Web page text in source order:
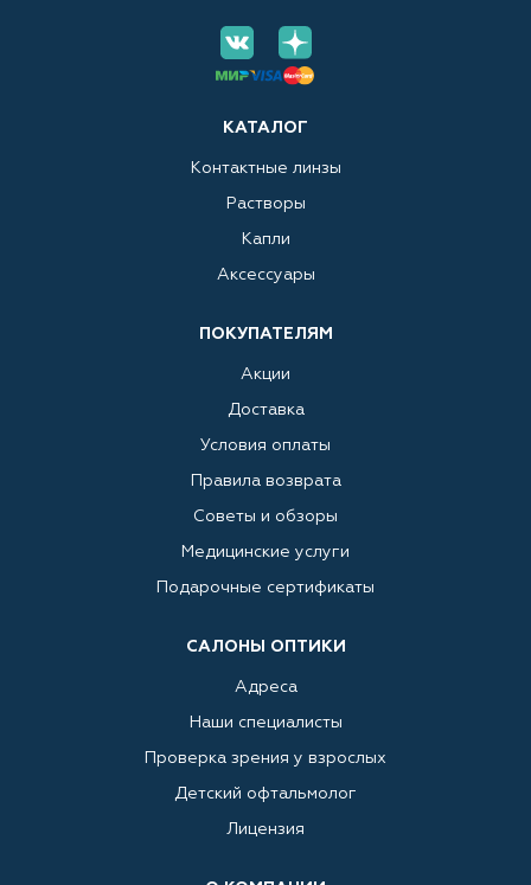
КАТАЛОГ
Контактные линзы
Растворы
Капли
Аксессуары
ПОКУПАТЕЛЯМ
Акции
Доставка
Условия оплаты
Правила возврата
Советы и обзоры
Медицинские услуги
Подарочные сертификаты
САЛОНЫ ОПТИКИ
Адреса
Наши специалисты
Проверка зрения у взрослых
Детский офтальмолог
Лицензия